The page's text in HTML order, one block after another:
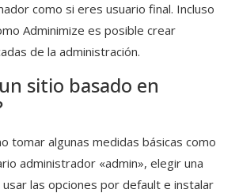
como si eres usuario final. Incluso
Adminimize es posible crear
de la administración.
sitio basado en
tomar algunas medidas básicas como
administrador «admin», elegir una
las opciones por default e instalar